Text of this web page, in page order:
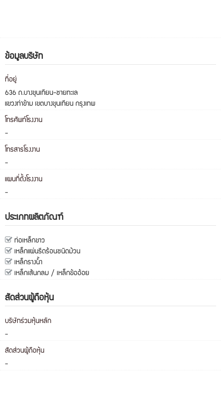
ข้อมูลบริษัท
ที่อยู่
636 ถ.บางขุนเทียน-ชายทะเล
แขวงท่าข้าม เขตบางขุนเทียน กรุงเทพ
โทรศัพท์โรงงาน
-
โทรสารโรงงาน
-
แผนที่ตั้งโรงงาน
-
ประเภทผลิตภัณฑ์
ท่อเหล็กขาว
เหล็กแผ่นรีดร้อนชนิดม้วน
เหล็กรางน้ำ
เหล็กเส้นกลม / เหล็กข้ออ้อย
สัดส่วนผู้ถือหุ้น
บริษัทร่วมหุ้นหลัก
-
สัดส่วนผู้ถือหุ้น
-